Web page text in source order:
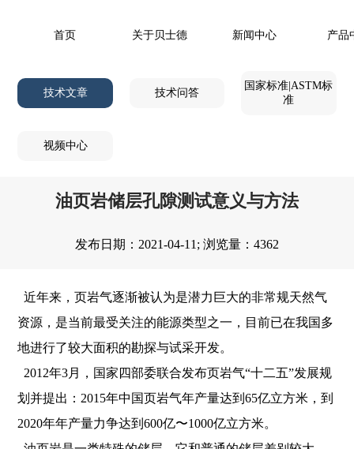
首页 关于贝士德 新闻中心 产品
技术文章 技术问答
国家标准|ASTM标
准
视频中心
油页岩储层孔隙测试意义与方法
发布日期：2021-04-11; 浏览量：4362
近年来，页岩气逐渐被认为是潜力巨大的非常规天然气
资源，是当前最受关注的能源类型之一，目前已在我国多
地进行了较大面积的勘探与试采开发。
2012年3月，国家四部委联合发布页岩气“十二五”发展规
划并提出：2015年中国页岩气年产量达到65亿立方米，到
2020年年产量力争达到600亿〜1000亿立方米。